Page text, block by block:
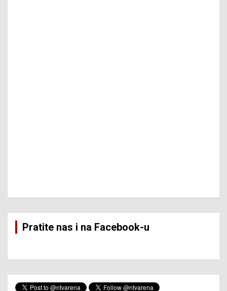
Pratite nas i na Facebook-u